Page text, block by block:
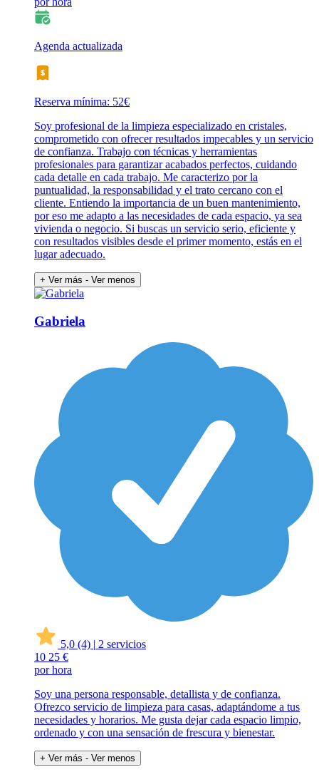
Agenda actualizada
Reserva mínima: 52€
Soy profesional de la limpieza especializado en cristales,
comprometido con ofrecer resultados impecables y un servicio
de confianza. Trabajo con técnicas y herramientas
profesionales para garantizar acabados perfectos, cuidando
cada detalle en cada trabajo. Me caracterizo por la
puntualidad, la responsabilidad y el trato cercano con el
cliente. Entiendo la importancia de un buen mantenimiento,
por eso me adapto a las necesidades de cada espacio, ya sea
vivienda o negocio. Si buscas un servicio serio, eficiente y
con resultados visibles desde el primer momento, estás en el
lugar adecuado.
+ Ver más - Ver menos
Gabriela
5,0 (4) | 2 servicios
10 25 €
por hora
Soy una persona responsable, detallista y de confianza.
Ofrezco servicio de limpieza para casas, adaptándome a tus
necesidades y horarios. Me gusta dejar cada espacio limpio,
ordenado y con una sensación de frescura y bienestar.
+ Ver más - Ver menos